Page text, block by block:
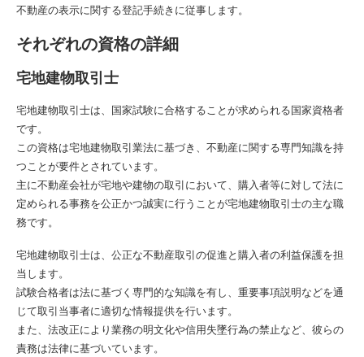
不動産の表示に関する登記手続きに従事します。
それぞれの資格の詳細
宅地建物取引士
宅地建物取引士は、国家試験に合格することが求められる国家資格者
です。
この資格は宅地建物取引業法に基づき、不動産に関する専門知識を持
つことが要件とされています。
主に不動産会社が宅地や建物の取引において、購入者等に対して法に
定められる事務を公正かつ誠実に行うことが宅地建物取引士の主な職
務です。
宅地建物取引士は、公正な不動産取引の促進と購入者の利益保護を担
当します。
試験合格者は法に基づく専門的な知識を有し、重要事項説明などを通
じて取引当事者に適切な情報提供を行います。
また、法改正により業務の明文化や信用失墜行為の禁止など、彼らの
責務は法律に基づいています。